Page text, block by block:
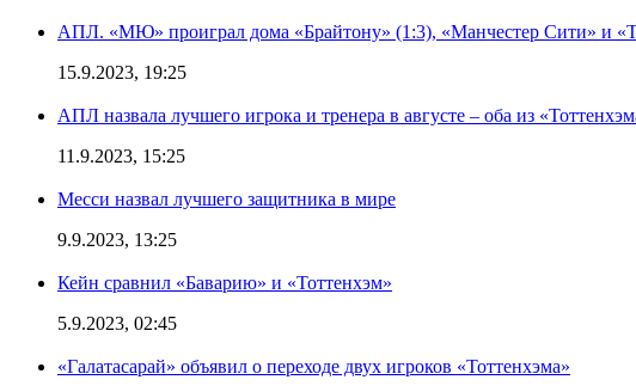
АПЛ. «МЮ» проиграл дома «Брайтону» (1:3), «Манчестер Сити» и
15.9.2023, 19:25
АПЛ назвала лучшего игрока и тренера в августе – оба из
11.9.2023, 15:25
Месси назвал лучшего защитника в мире
9.9.2023, 13:25
Кейн сравнил «Баварию» и «Тоттенхэм»
5.9.2023, 02:45
«Галатасарай» объявил о переходе двух игроков «Тоттенхэма»